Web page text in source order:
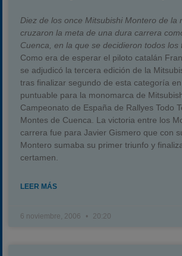
Diez de los once Mitsubishi Montero de la
cruzaron la meta de una dura carrera
Cuenca, en la que se decidieron todos los
Como era de esperar el piloto catalán
se adjudicó la tercera edición de la
tras finalizar segundo de esta categoría
puntuable para la monomarca de
Campeonato de España de Rallyes Todo
Montes de Cuenca. La victoria entre los
carrera fue para Javier Gismero que con
Montero sumaba su primer triunfo y
certamen.
LEER MÁS
6 noviembre, 2006 20:20